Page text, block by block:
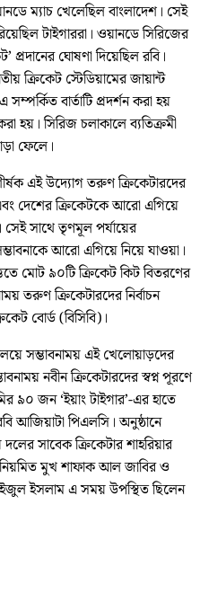
ম্যাচ খেলেছিল বাংলাদেশ। সেই
টাইগাররা। ওয়ানডে সিরিজের
প্রদানের ঘোষণা দিয়েছিল রবি।
ক্রিকেট স্টেডিয়ামের জায়ান্ট
বার্তাটি প্রদর্শন করা হয়
হয়। সিরিজ চলাকালে ব্যতিক্রমী
ফেলে।
এই উদ্যোগ তরুণ ক্রিকেটারদের
দেশের ক্রিকেটকে আরো এগিয়ে
সাথে তৃণমূল পর্যায়ের
আরো এগিয়ে নিয়ে যাওয়া।
মোট ৯০টি ক্রিকেট কিট বিতরণের
তরুণ ক্রিকেটারদের নির্বাচন
বোর্ড (বিসিবি)।
সম্ভাবনাময় এই খেলোয়াড়দের
নবীন ক্রিকেটারদের স্বপ্ন পূরণে
৯০ জন ‘ইয়াং টাইগার’-এর হাতে
আজিয়াটা পিএলসি। অনুষ্ঠানে
সাবেক ক্রিকেটার শাহরিয়ার
মুখ শাফাক আল জাবির ও
ইসলাম এ সময় উপস্থিত ছিলেন